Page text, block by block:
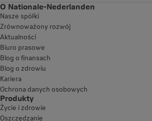
O Nationale-Nederlanden
Nasze spółki
Zrównoważony rozwój
Aktualności
Biuro prasowe
Blog o finansach
Blog o zdrowiu
Kariera
Ochrona danych osobowych
Produkty
Życie i zdrowie
Oszczędzanie